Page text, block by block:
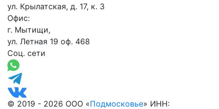
ул. Крылатская, д. 17, к. 3
Офис:
г. Мытищи,
ул. Летная 19 оф. 468
Соц. сети
© 2019 - 2026 ООО «Подмосковье» ИНН: